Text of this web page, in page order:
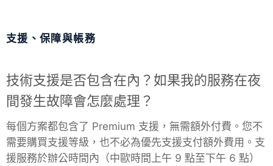
PHP
Postfix
PostgreSQL
Prometheus
支援、保障與帳務
技術支援是否包含在內？如果我的服務在夜
間發生故障會怎麼處理？
每個方案都包含了 Premium 支援，無需額外付費。您不
需要購買支援等級，也不必為優先支援支付額外費用。支
援服務於辦公時間內（中歐時間上午 9 點至下午 6 點）